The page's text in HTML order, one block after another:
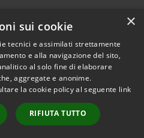
Copyright © 2026 • Comune di
Rocca Sinibalda • Powered by
Municipium•
Accesso
redazione
×
sui cookie
tecnici e assimilati strettamente
e alla navigazione del sito,
al solo fine di elaborare
aggregate e anonime.
la cookie policy al seguente link
RIFIUTA TUTTO